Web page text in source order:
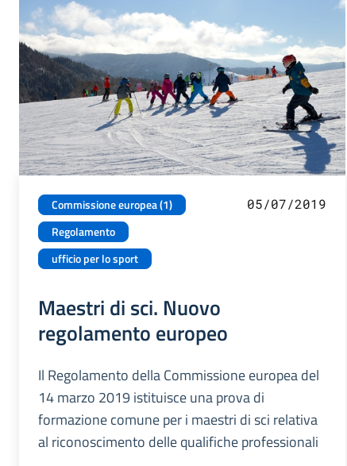
Commissione europea (1)
Regolamento
ufficio per lo sport
05/07/2019
Maestri di sci. Nuovo
regolamento europeo
Il Regolamento della Commissione europea del
14 marzo 2019 istituisce una prova di
formazione comune per i maestri di sci relativa
al riconoscimento delle qualifiche professionali